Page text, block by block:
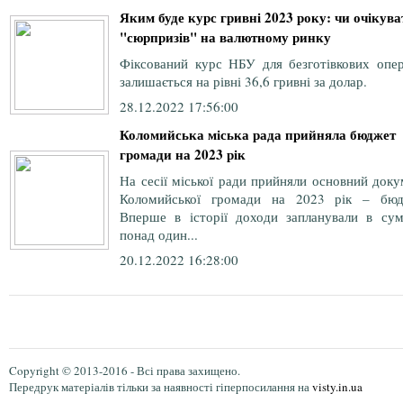
Яким буде курс гривні 2023 року: чи
"сюрпризів" на валютному ринку
Фіксований курс НБУ для безготівкових
залишається на рівні 36,6 гривні за долар.
28.12.2022 17:56:00
Коломийська міська рада прийняла бюджет
громади на 2023 рік
На сесії міської ради прийняли основний
Коломийської громади на 2023 рік –
Вперше в історії доходи запланували в
понад один...
20.12.2022 16:28:00
Copyright © 2013-2016 - Всі права захищено.
Передрук матеріалів тільки за наявності гіперпосилання наvisty.in.ua